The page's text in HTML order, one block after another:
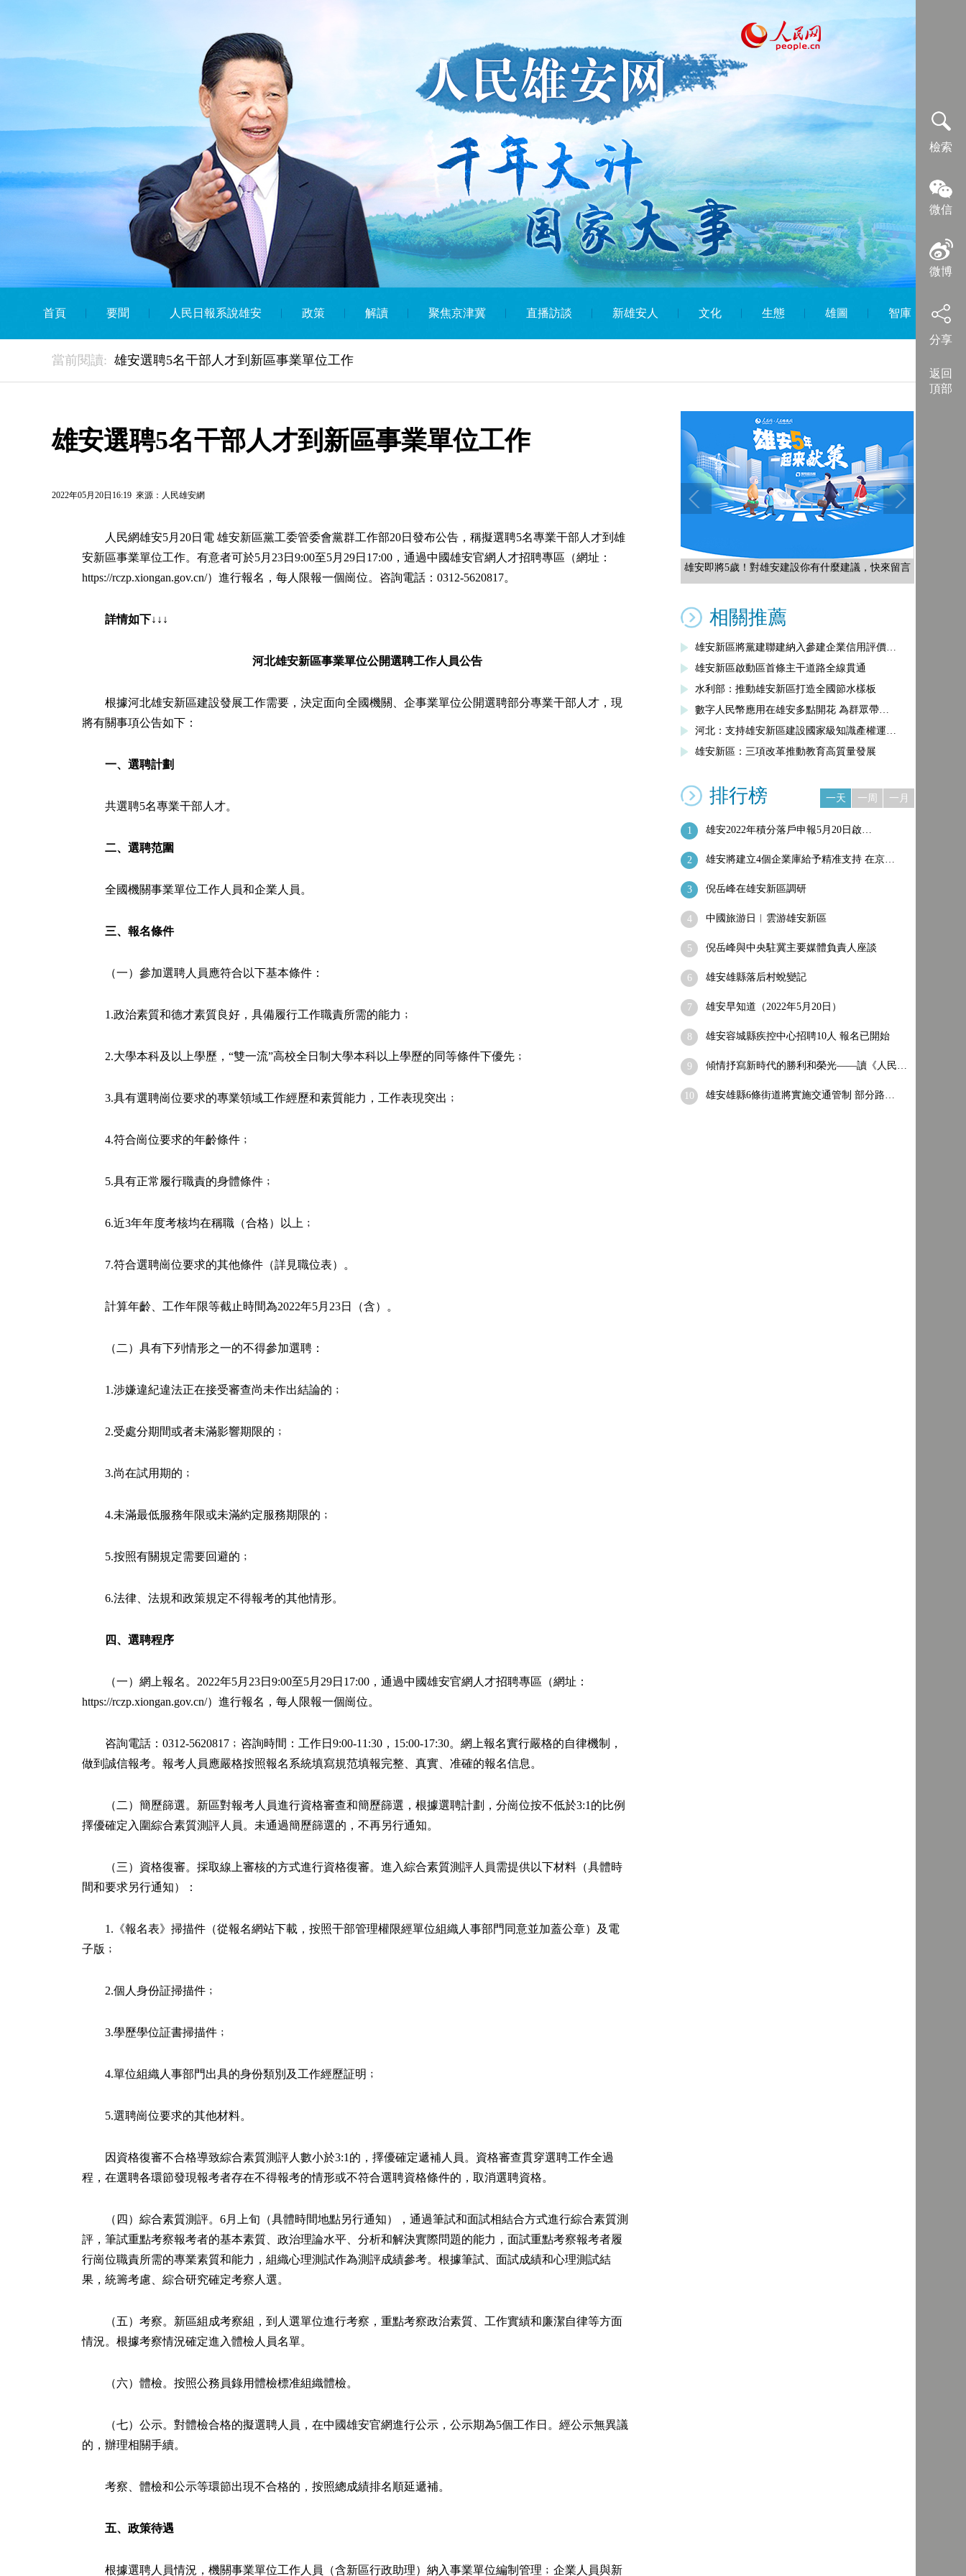
首頁 要聞 人民日報系說雄安 政策 解讀 聚焦京津冀 直播訪談 新雄安人 文化 生態 雄圖 智庫 ︱
當前閱讀: 雄安選聘5名干部人才到新區事業單位工作
雄安選聘5名干部人才到新區事業單位工作
2022年05月20日16:19 來源： 人民雄安網
人民網雄安5月20日電 雄安新區黨工委管委會黨群工作部20日發布公告，稱擬選聘5名專業干部人才到雄
安新區事業單位工作。有意者可於5月23日9:00至5月29日17:00，通過中國雄安官網人才招聘專區（網址：
https://rczp.xiongan.gov.cn/）進行報名，每人限報一個崗位。咨詢電話：0312-5620817。
詳情如下↓↓↓
河北雄安新區事業單位公開選聘工作人員公告
根據河北雄安新區建設發展工作需要，決定面向全國機關、企事業單位公開選聘部分專業干部人才，現
將有關事項公告如下：
一、選聘計劃
共選聘5名專業干部人才。
二、選聘范圍
全國機關事業單位工作人員和企業人員。
三、報名條件
（一）參加選聘人員應符合以下基本條件：
1.政治素質和德才素質良好，具備履行工作職責所需的能力﹔
2.大學本科及以上學歷，“雙一流”高校全日制大學本科以上學歷的同等條件下優先﹔
3.具有選聘崗位要求的專業領域工作經歷和素質能力，工作表現突出﹔
4.符合崗位要求的年齡條件﹔
5.具有正常履行職責的身體條件﹔
6.近3年年度考核均在稱職（合格）以上﹔
7.符合選聘崗位要求的其他條件（詳見職位表）。
計算年齡、工作年限等截止時間為2022年5月23日（含）。
（二）具有下列情形之一的不得參加選聘：
1.涉嫌違紀違法正在接受審查尚未作出結論的﹔
2.受處分期間或者未滿影響期限的﹔
3.尚在試用期的﹔
4.未滿最低服務年限或未滿約定服務期限的﹔
5.按照有關規定需要回避的﹔
6.法律、法規和政策規定不得報考的其他情形。
四、選聘程序
（一）網上報名。2022年5月23日9:00至5月29日17:00，通過中國雄安官網人才招聘專區（網址：
https://rczp.xiongan.gov.cn/）進行報名，每人限報一個崗位。
咨詢電話：0312-5620817﹔咨詢時間：工作日9:00-11:30，15:00-17:30。網上報名實行嚴格的自律機制，
做到誠信報考。報考人員應嚴格按照報名系統填寫規范填報完整、真實、准確的報名信息。
（二）簡歷篩選。新區對報考人員進行資格審查和簡歷篩選，根據選聘計劃，分崗位按不低於3:1的比例
擇優確定入圍綜合素質測評人員。未通過簡歷篩選的，不再另行通知。
（三）資格復審。採取線上審核的方式進行資格復審。進入綜合素質測評人員需提供以下材料（具體時
間和要求另行通知）：
1.《報名表》掃描件（從報名網站下載，按照干部管理權限經單位組織人事部門同意並加蓋公章）及電
子版﹔
2.個人身份証掃描件﹔
3.學歷學位証書掃描件﹔
4.單位組織人事部門出具的身份類別及工作經歷証明﹔
5.選聘崗位要求的其他材料。
因資格復審不合格導致綜合素質測評人數小於3:1的，擇優確定遞補人員。資格審查貫穿選聘工作全過
程，在選聘各環節發現報考者存在不得報考的情形或不符合選聘資格條件的，取消選聘資格。
（四）綜合素質測評。6月上旬（具體時間地點另行通知），通過筆試和面試相結合方式進行綜合素質測
評，筆試重點考察報考者的基本素質、政治理論水平、分析和解決實際問題的能力，面試重點考察報考者履
行崗位職責所需的專業素質和能力，組織心理測試作為測評成績參考。根據筆試、面試成績和心理測試結
果，統籌考慮、綜合研究確定考察人選。
（五）考察。新區組成考察組，到人選單位進行考察，重點考察政治素質、工作實績和廉潔自律等方面
情況。根據考察情況確定進入體檢人員名單。
（六）體檢。按照公務員錄用體檢標准組織體檢。
（七）公示。對體檢合格的擬選聘人員，在中國雄安官網進行公示，公示期為5個工作日。經公示無異議
的，辦理相關手續。
考察、體檢和公示等環節出現不合格的，按照總成績排名順延遞補。
五、政策待遇
根據選聘人員情況，機關事業單位工作人員（含新區行政助理）納入事業單位編制管理﹔企業人員與新
雄安即將5歲！對雄安建設你有什麼建議，快來留言
相關推薦
雄安新區將黨建聯建納入參建企業信用評價…
雄安新區啟動區首條主干道路全線貫通
水利部：推動雄安新區打造全國節水樣板
數字人民幣應用在雄安多點開花 為群眾帶…
河北：支持雄安新區建設國家級知識產權運…
雄安新區：三項改革推動教育高質量發展
排行榜 一天 一周 一月
1 雄安2022年積分落戶申報5月20日啟…
2 雄安將建立4個企業庫給予精准支持 在京…
3 倪岳峰在雄安新區調研
4 中國旅游日︱雲游雄安新區
5 倪岳峰與中央駐冀主要媒體負責人座談
6 雄安雄縣落后村蛻變記
7 雄安早知道（2022年5月20日）
8 雄安容城縣疾控中心招聘10人 報名已開始
9 傾情抒寫新時代的勝利和榮光——讀《人民…
10 雄安雄縣6條街道將實施交通管制 部分路…
檢索
微信
微博
分享
返回
頂部